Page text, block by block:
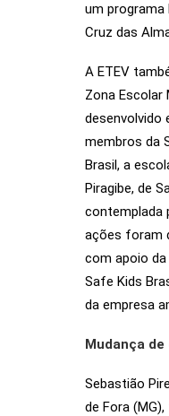
um programa
Cruz das
A ETEV
Zona Escolar
desenvolvido
membros da
Brasil, a
Piragibe, de
contemplada
ações foram
com apoio da
Safe Kids
da empresa
Mudança
Sebastião
de Fora